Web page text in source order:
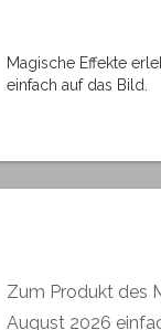
Magische Effekte
einfach auf das Bild.
Zum Produkt des
August 2026